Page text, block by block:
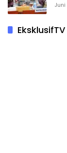
Juni
EksklusifTV